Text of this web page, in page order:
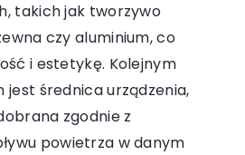
takich jak tworzywo
czy aluminium, co
i estetykę. Kolejnym
średnica urządzenia,
zgodnie z
powietrza w danym